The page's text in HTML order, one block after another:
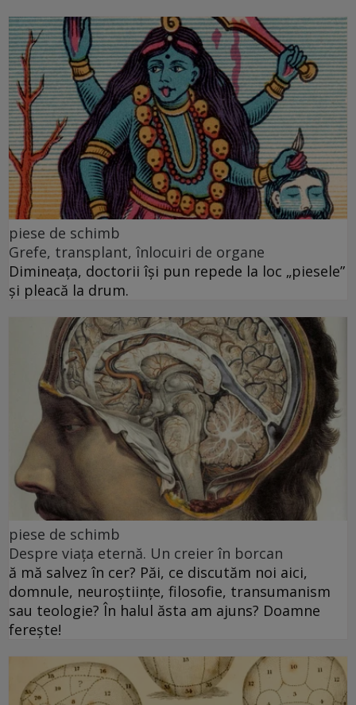
piese de schimb
Grefe, transplant, înlocuiri de organe
Dimineața, doctorii își pun repede la loc „piesele”
și pleacă la drum.
piese de schimb
Despre viața eternă. Un creier în borcan
ă mă salvez în cer? Păi, ce discutăm noi aici,
domnule, neuroștiințe, filosofie, transumanism
sau teologie? În halul ăsta am ajuns? Doamne
ferește!